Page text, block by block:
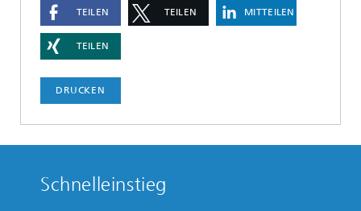
TEILEN TEILEN MITTEILEN
TEILEN
DRUCKEN
Schnelleinstieg